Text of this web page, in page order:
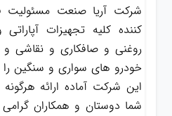
شرکت آریا صنعت
کننده کلیه تجهیزات
روغنی و صافکاری و نقاشی
خودرو های سواری و سنگین را
این شرکت آماده ارائه
شما دوستان و همکاران